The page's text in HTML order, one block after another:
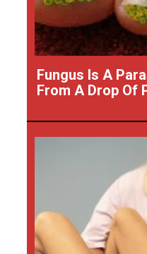
Fungus Is A
From A Drop Of